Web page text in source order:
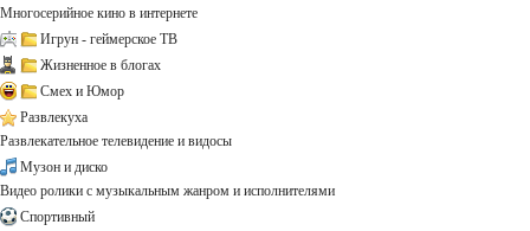
Многосерийное кино в интернете
Игрун - геймерское ТВ
Жизненное в блогах
Смех и Юмор
Развлекуха
Развлекательное телевидение и видосы
Музон и диско
Видео ролики с музыкальным жанром и исполнителями
Спортивный